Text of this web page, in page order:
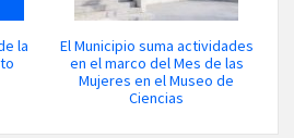
la
El Municipio suma actividades
en el marco del Mes de las
Mujeres en el Museo de
Ciencias